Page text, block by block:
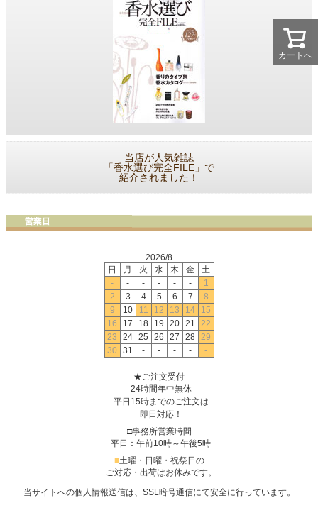
カートへ
当店が人気雑誌
「香水選び完全FILE」で
紹介されました！
2026/8
日
月 火 水 木 金
土
-
- - - - -
1
2
3 4 5 6 7
8
9
10 11 12 13 14
15
16
17 18 19 20 21
22
23
24 25 26 27 28 29
30
31 - - - - -
★ご注文受付
24時間年中無休
平日15時までのご注文は
即日対応！
□事務所営業時間
平日：午前10時～午後5時
■土曜・日曜・祝祭日の
ご対応・出荷はお休みです。
当サイトへの個人情報送信は、SSL暗号通信にて安全に行っています。